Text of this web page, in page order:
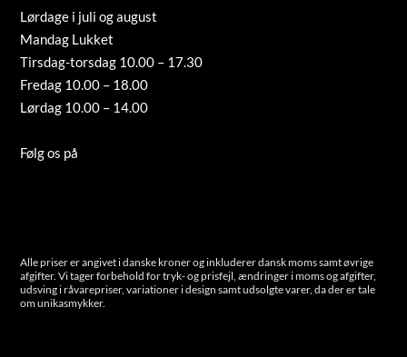
Lørdage i juli og august
Mandag Lukket
Tirsdag-torsdag 10.00 – 17.30
Fredag 10.00 – 18.00
Lørdag 10.00 – 14.00
Følg os på
Alle priser er angivet i danske kroner og inkluderer dansk moms samt øvrige
afgifter. Vi tager forbehold for tryk- og prisfejl, ændringer i moms og afgifter,
udsving i råvarepriser, variationer i design samt udsolgte varer, da der er tale
om unikasmykker.